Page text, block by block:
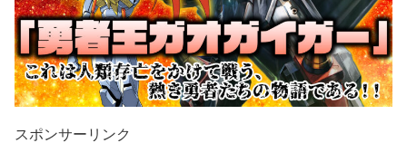
スポンサーリンク